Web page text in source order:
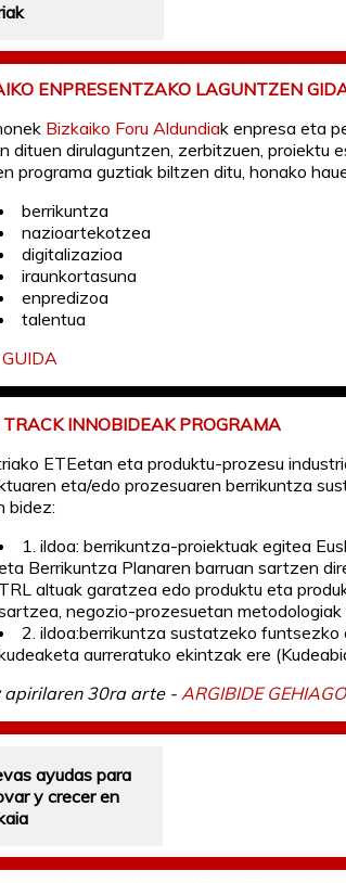
ENPRESENTZAKO LAGUNTZEN
Bizkaiko Foru Aldundiak enpresa eta
dituen dirulaguntzen, zerbitzuen, proiektu
programa guztiak biltzen ditu, honako
berrikuntza
nazioartekotzea
digitalizazioa
iraunkortasuna
enpredizoa
talentua
TRACK INNOBIDEAK PROGRAMA
ETEetan eta produktu-prozesu
eta/edo prozesuaren berrikuntza
bidez:
1. ildoa: berrikuntza-proiektuak egitea
Berrikuntza Planaren barruan sartzen
TRL altuak garatzea edo produktu eta
negozio-prozesuetan
2. ildoa:berrikuntza sustatzeko
aurreratuko ekintzak ere
apirilaren 30ra arte - ARGIBIDE GEHIAGO
ayudas para
y crecer en